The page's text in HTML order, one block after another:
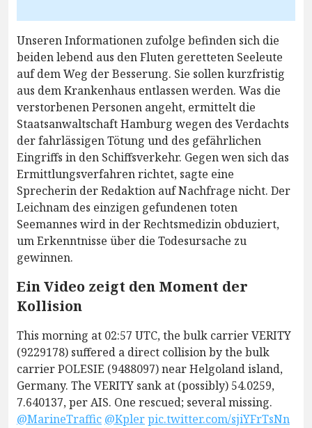
Unseren Informationen zufolge befinden sich die
beiden lebend aus den Fluten geretteten Seeleute
auf dem Weg der Besserung. Sie sollen kurzfristig
aus dem Krankenhaus entlassen werden. Was die
verstorbenen Personen angeht, ermittelt die
Staatsanwaltschaft Hamburg wegen des Verdachts
der fahrlässigen Tötung und des gefährlichen
Eingriffs in den Schiffsverkehr. Gegen wen sich das
Ermittlungsverfahren richtet, sagte eine
Sprecherin der Redaktion auf Nachfrage nicht. Der
Leichnam des einzigen gefundenen toten
Seemannes wird in der Rechtsmedizin obduziert,
um Erkenntnisse über die Todesursache zu
gewinnen.
Ein Video zeigt den Moment der
Kollision
This morning at 02:57 UTC, the bulk carrier VERITY
(9229178) suffered a direct collision by the bulk
carrier POLESIE (9488097) near Helgoland island,
Germany. The VERITY sank at (possibly) 54.0259,
7.640137, per AIS. One rescued; several missing.
@MarineTraffic @Kplerpic.twitter.com/sjiYFrTsNn